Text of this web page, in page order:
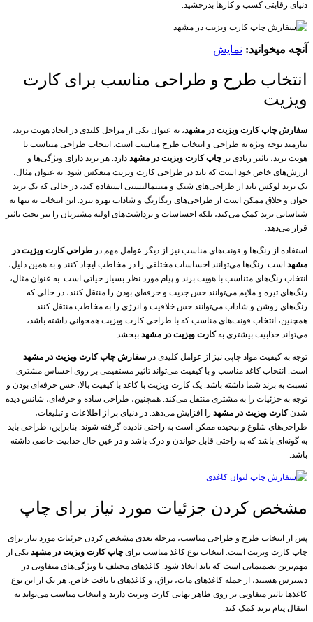
دنیای رقابتی کسب و کارها بدرخشید.
آنچه میخوانید: نمایش
انتخاب طرح و طراحی مناسب برای کارت
ویزیت
سفارش چاپ کارت ویزیت در مشهد، به عنوان یکی از مراحل کلیدی در ایجاد هویت برند،
نیازمند توجه ویژه به طراحی و انتخاب طرح مناسب است. انتخاب طراحی متناسب با
هویت برند، تاثیر زیادی بر چاپ کارت ویزیت در مشهد دارد. هر برند دارای ویژگی‌ها و
ارزش‌های خاص خود است که باید در طراحی کارت ویزیت منعکس شود. به عنوان مثال،
یک برند لوکس باید از طراحی‌های شیک و مینیمالیستی استفاده کند، در حالی که یک برند
جوان و خلاق ممکن است از طراحی‌های رنگارنگ و شاداب بهره ببرد. این انتخاب نه تنها به
شناسایی برند کمک می‌کند، بلکه احساسات و برداشت‌های اولیه مشتریان را نیز تحت تاثیر
قرار می‌دهد.
استفاده از رنگ‌ها و فونت‌های مناسب نیز از دیگر عوامل مهم در طراحی کارت ویزیت در
مشهد است. رنگ‌ها می‌توانند احساسات مختلفی را در مخاطب ایجاد کنند و به همین دلیل،
انتخاب رنگ‌های متناسب با هویت برند و پیام مورد نظر بسیار حیاتی است. به عنوان مثال،
رنگ‌های تیره و ملایم می‌توانند حس جدیت و حرفه‌ای بودن را منتقل کنند، در حالی که
رنگ‌های روشن و شاداب می‌توانند حس خلاقیت و انرژی را به مخاطب منتقل کنند.
همچنین، انتخاب فونت‌های مناسب که با طراحی کارت ویزیت همخوانی داشته باشد،
می‌تواند جذابیت بیشتری بهکارت ویزیت در مشهد ببخشد.
توجه به کیفیت مواد چاپی نیز از عوامل کلیدی در سفارش چاپ کارت ویزیت در مشهد
است. انتخاب کاغذ مناسب و با کیفیت می‌تواند تاثیر مستقیمی بر روی احساس مشتری
نسبت به برند شما داشته باشد. یک کارت ویزیت با کاغذ با کیفیت بالا، حس حرفه‌ای بودن و
توجه به جزئیات را به مشتری منتقل می‌کند. همچنین، طراحی ساده و حرفه‌ای، شانس دیده
شدنکارت ویزیت در مشهد را افزایش می‌دهد. در دنیای پر از اطلاعات و تبلیغات،
طراحی‌های شلوغ و پیچیده ممکن است به راحتی نادیده گرفته شوند. بنابراین، طراحی باید
به گونه‌ای باشد که به راحتی قابل خواندن و درک باشد و در عین حال جذابیت خاصی داشته
باشد.
مشخص کردن جزئیات مورد نیاز برای چاپ
پس از انتخاب طرح و طراحی مناسب، مرحله بعدی مشخص کردن جزئیات مورد نیاز برای
چاپ کارت ویزیت است. انتخاب نوع کاغذ مناسب برای چاپ کارت ویزیت در مشهد یکی از
مهم‌ترین تصمیماتی است که باید اتخاذ شود. کاغذهای مختلف با ویژگی‌های متفاوتی در
دسترس هستند، از جمله کاغذهای مات، براق، و کاغذهای با بافت خاص. هر یک از این نوع
کاغذها تاثیر متفاوتی بر روی ظاهر نهایی کارت ویزیت دارند و انتخاب مناسب می‌تواند به
انتقال پیام برند کمک کند.